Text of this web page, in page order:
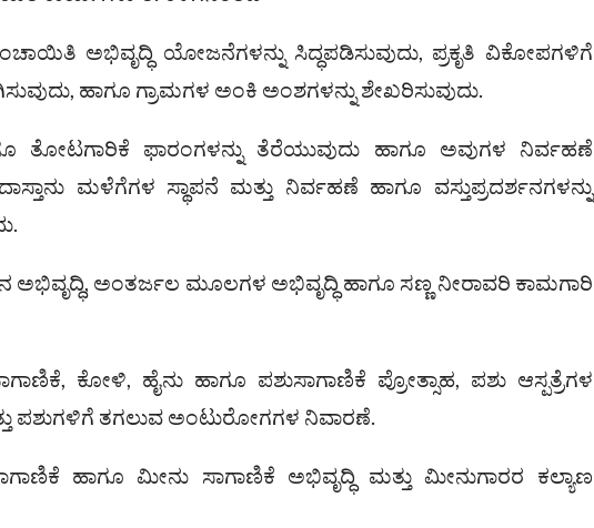
ಅಭಿವೃದ್ಧಿ ಯೋಜನೆಗಳನ್ನು ಸಿದ್ಧಪಡಿಸುವುದು, ಪ್ರಕೃತಿ ವಿಕೋಪಗಳಿಗೆ
ಹಾಗೂ ಗ್ರಾಮಗಳ ಅಂಕಿ ಅಂಶಗಳನ್ನು ಶೇಖರಿಸುವುದು.
ತೋಟಗಾರಿಕೆ ಫಾರಂಗಳನ್ನು ತೆರೆಯುವುದು ಹಾಗೂ ಅವುಗಳ ನಿರ್ವಹಣೆ
ಮಳೆಗೆಗಳ ಸ್ಥಾಪನೆ ಮತ್ತು ನಿರ್ವಹಣೆ ಹಾಗೂ ವಸ್ತುಪ್ರದರ್ಶನಗಳನ್ನು
ಅಂತರ್ಜಲ ಮೂಲಗಳ ಅಭಿವೃದ್ಧಿ ಹಾಗೂ ಸಣ್ಣ ನೀರಾವರಿ ಕಾಮಗಾರಿ
ಕೋಳಿ, ಹೈನು ಹಾಗೂ ಪಶುಸಾಗಾಣಿಕೆ ಪ್ರೋತ್ಸಾಹ, ಪಶು ಆಸ್ಪತ್ರೆಗಳ
ಪಶುಗಳಿಗೆ ತಗಲುವ ಅಂಟುರೋಗಗಳ ನಿವಾರಣೆ.
ಹಾಗೂ ಮೀನು ಸಾಗಾಣಿಕೆ ಅಭಿವೃದ್ಧಿ ಮತ್ತು ಮೀನುಗಾರರ ಕಲ್ಯಾಣ